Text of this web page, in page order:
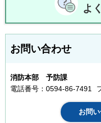
よ
お問い合わせ
消防本部 予防課
電話番号：0594-86-7491